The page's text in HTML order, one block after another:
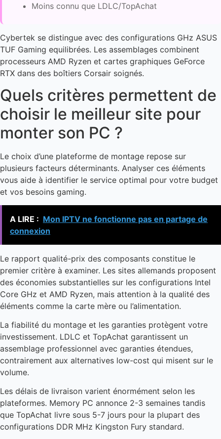
Moins connu que LDLC/TopAchat
Cybertek se distingue avec des configurations GHz ASUS
TUF Gaming equilibrées. Les assemblages combinent
processeurs AMD Ryzen et cartes graphiques GeForce
RTX dans des boîtiers Corsair soignés.
Quels critères permettent de
choisir le meilleur site pour
monter son PC ?
Le choix d’une plateforme de montage repose sur
plusieurs facteurs déterminants. Analyser ces éléments
vous aide à identifier le service optimal pour votre budget
et vos besoins gaming.
A LIRE : Mon IPTV ne fonctionne pas en partage de
connexion
Le rapport qualité-prix des composants constitue le
premier critère à examiner. Les sites allemands proposent
des économies substantielles sur les configurations Intel
Core GHz et AMD Ryzen, mais attention à la qualité des
éléments comme la carte mère ou l’alimentation.
La fiabilité du montage et les garanties protègent votre
investissement. LDLC et TopAchat garantissent un
assemblage professionnel avec garanties étendues,
contrairement aux alternatives low-cost qui misent sur le
volume.
Les délais de livraison varient énormément selon les
plateformes. Memory PC annonce 2-3 semaines tandis
que TopAchat livre sous 5-7 jours pour la plupart des
configurations DDR MHz Kingston Fury standard.